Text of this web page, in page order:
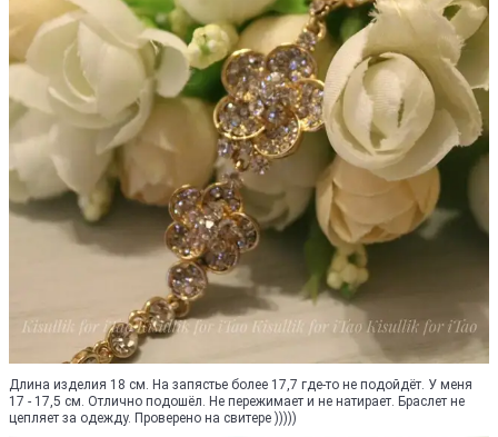
Длина изделия 18 см. На запястье более 17,7 где-то не подойдёт. У меня
17 - 17,5 см. Отлично подошёл. Не пережимает и не натирает. Браслет не
цепляет за одежду. Проверено на свитере )))))